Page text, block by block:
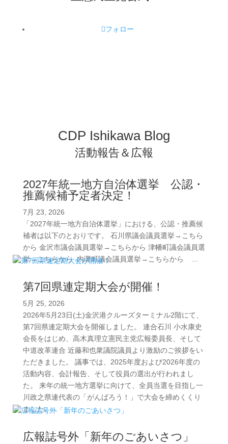
フォロー
CDP Ishikawa Blog
活動報告＆広報
2027年統一地方自治体選挙 公認・
推薦候補予定者決定！
7月 23, 2026
「2027年統一地方自治体選挙」における、公認・推薦候
補者は以下のとおりです。 石川県議会議員選挙→こちら
から 金沢市議会議員選挙→こちらから 津幡町議会議員選
挙→こちらから 内灘町議会議員選挙→こちらから ...
第7回県連定期大会が開催！
5月 25, 2026
2026年5月23日(土)金沢港クルーズターミナル2階にて、
第7回県連定期大会を開催しました。 連合石川 小水康史
会長をはじめ、高木真理立憲民主党広報委員長、そして
中道改革連合 近藤和也衆議院議員より激励のご挨拶をい
ただきました。 議事では、2025年度および2026年度の
活動内容、会計報告、そして役員の選出が行われまし
た。 来年の統一地方選挙に向けて、全員当選を目指し一
川政之県連代表の「がんばろう！」で大会を締めくくり
ました。...
広報誌号外「新年のごあいさつ」